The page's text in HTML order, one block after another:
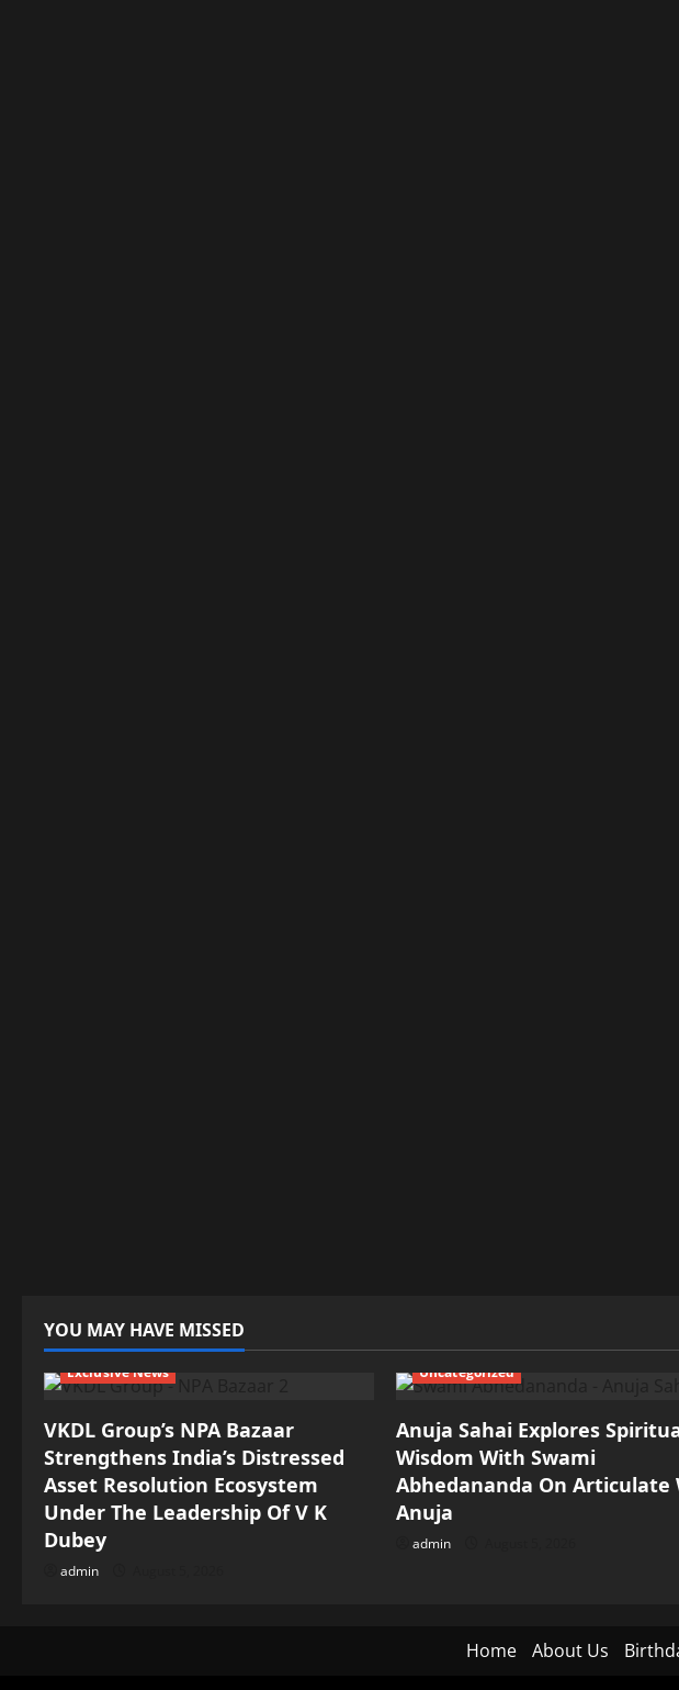
YOU MAY HAVE MISSED
Exclusive News
VKDL Group’s NPA Bazaar
Strengthens India’s Distressed
Asset Resolution Ecosystem
Under The Leadership Of V K
Dubey
admin
Uncategorized
Anuja Sahai Explores
Wisdom With Swami
Abhedananda On Articulate
Anuja
admin
Home About Us